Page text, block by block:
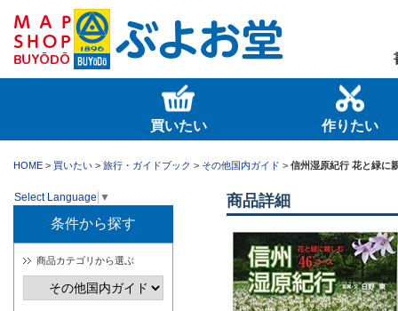
買いたい 作りたい
HOME > 買いたい > 旅行・ガイドブック > その他国内ガイド > 信州湿原紀行 花と緑に
Select Language ▼
条件から探す
商品カテゴリから選ぶ
商品詳細